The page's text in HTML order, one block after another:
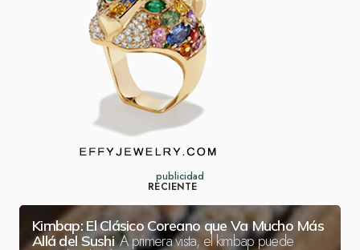
publicidad
RECIENTE
Kimbap: El Clásico Coreano que Va Mucho Más
Allá del Sushi A primera vista, el kimbap puede